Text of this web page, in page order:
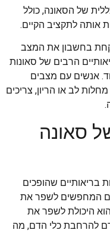
של הסאונה, כולל
אותה לתקציב הקיים.
לקחת בחשבון את המצב
הרבים של סאונות
אנשים עם מצבים
לב או הריון, צריכים
סאונה
בריאותיים שהופכים
המחפשים לשפר את
היכולת לשפר את
להרחבת כלי הדם, מה